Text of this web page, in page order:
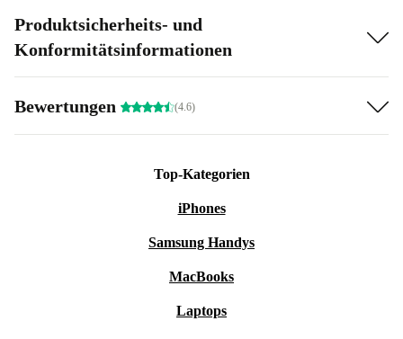
Produktsicherheits- und
Konformitätsinformationen
Bewertungen (4.6)
Top-Kategorien
iPhones
Samsung Handys
MacBooks
Laptops